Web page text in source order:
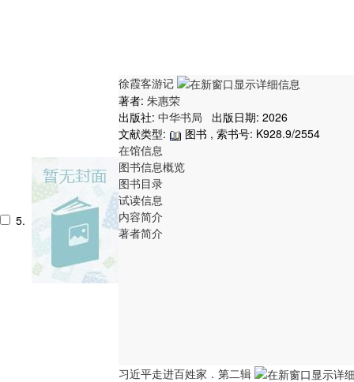
5.
徐霞客游记
著者: 朱惠荣
出版社: 中华书局
出版日期: 2026
文献类型:
图书 , 索书号: K928.9/2554
在馆信息
图书信息概览
图书目录
试读信息
内容简介
著者简介
习近平走进百姓家．第二辑